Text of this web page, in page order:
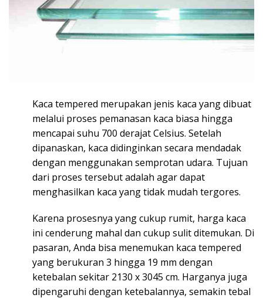
Kaca tempered merupakan jenis kaca yang dibuat
melalui proses pemanasan kaca biasa hingga
mencapai suhu 700 derajat Celsius. Setelah
dipanaskan, kaca didinginkan secara mendadak
dengan menggunakan semprotan udara. Tujuan
dari proses tersebut adalah agar dapat
menghasilkan kaca yang tidak mudah tergores.
Karena prosesnya yang cukup rumit, harga kaca
ini cenderung mahal dan cukup sulit ditemukan. Di
pasaran, Anda bisa menemukan kaca tempered
yang berukuran 3 hingga 19 mm dengan
ketebalan sekitar 2130 x 3045 cm. Harganya juga
dipengaruhi dengan ketebalannya, semakin tebal